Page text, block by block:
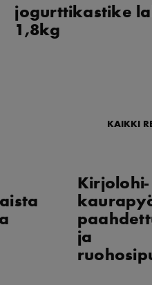
jogurttikastike
1,8kg
KAIKKI
Kirjolohi-
ja